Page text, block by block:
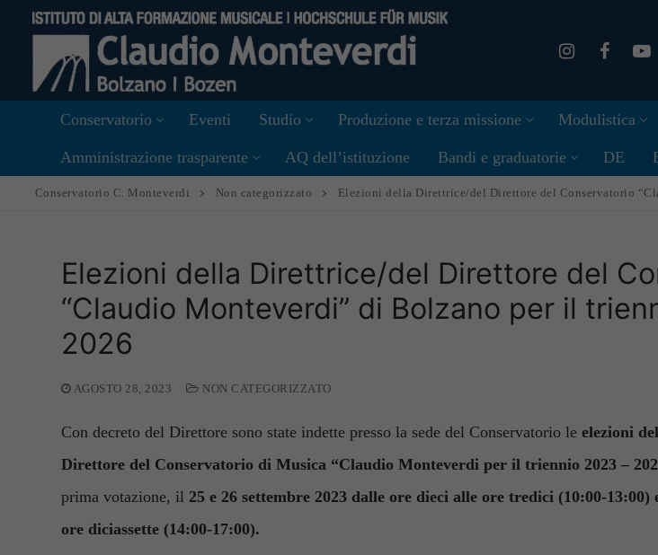
contenuto
Conservatorio Eventi Studio Produzione e terza missione Modulistica
Amministrazione trasparente AQ dell’istituzione Bandi e graduatorie DE
Conservatorio C. Monteverdi Non categorizzato Elezioni della Di­ret­trice/del Direttore del Conservatorio
Elezioni della Di­ret­trice/del Direttore del
“Claudio Mon­teverdi” di Bolzano per il
2026
AGOSTO 28, 2023 NON CATEGORIZZATO
Con decreto del Direttore sono state indette presso la sede del Conservatorio le elezioni
Direttore del Conservatorio di Musica “Claudio Monteverdi per il triennio 2023 –
prima votazione, il 25 e 26 set­tembre 2023 dalle ore dieci alle ore tredici (10:00-
ore diciassette (14:00-17:00).